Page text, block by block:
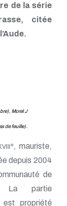
de la série
citée
Morel J
de feuille).
e , mauriste,
depuis 2004
de
La partie
est propriété